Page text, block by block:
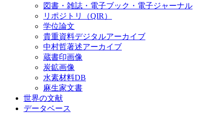
図書・雑誌・電子ブック・電子ジャーナル
リポジトリ（QIR）
学位論文
貴重資料デジタルアーカイブ
中村哲著述アーカイブ
蔵書印画像
炭鉱画像
水素材料DB
麻生家文書
世界の文献
データベース